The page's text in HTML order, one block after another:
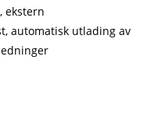
ekstern
automatisk utlading av